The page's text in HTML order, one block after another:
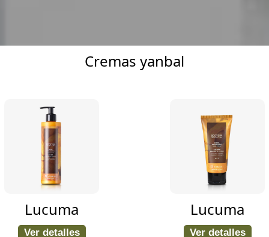
Cremas yanbal
Lucuma
Ver detalles
Lucuma
Ver detalles